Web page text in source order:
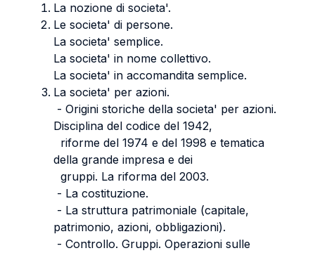
La nozione di societa'.
Le societa' di persone.
La societa' semplice.
La societa' in nome collettivo.
La societa' in accomandita semplice.
La societa' per azioni.
- Origini storiche della societa' per azioni.
Disciplina del codice del 1942,
riforme del 1974 e del 1998 e tematica
della grande impresa e dei
gruppi. La riforma del 2003.
- La costituzione.
- La struttura patrimoniale (capitale,
patrimonio, azioni, obbligazioni).
- Controllo. Gruppi. Operazioni sulle